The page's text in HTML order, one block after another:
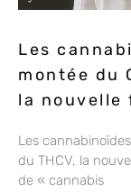
Les
montée du
la nouvelle
Les
du THCV, la
de « cannabis